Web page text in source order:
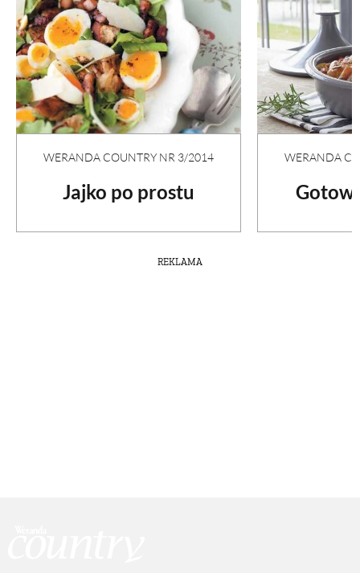
WERANDA COUNTRY NR 3/2014
Jajko po prostu
WERANDA
REKLAMA